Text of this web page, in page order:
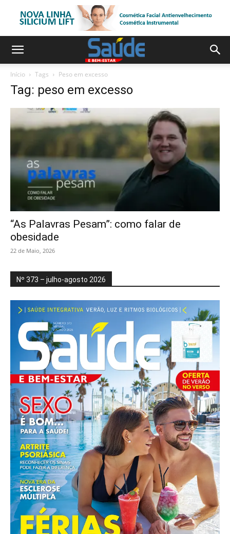
Início Tags Peso em excesso
Tag: peso em excesso
“As Palavras Pesam”: como falar de
obesidade
22 de Maio, 2026
Nº 373 – julho-agosto 2026